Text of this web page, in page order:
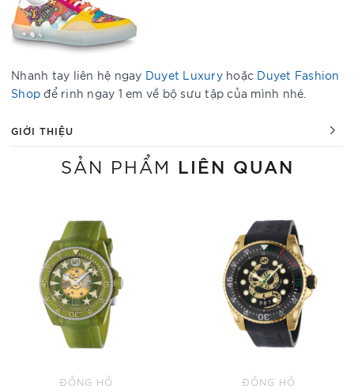
Nhanh tay liên hệ ngay Duyet Luxuryhoặc Duyet Fashion
Shop để rinh ngay 1 em về bộ sưu tập của mình nhé.
GIỚI THIỆU
SẢN PHẨM LIÊN QUAN
ĐỒNG HỒ ĐỒNG HỒ